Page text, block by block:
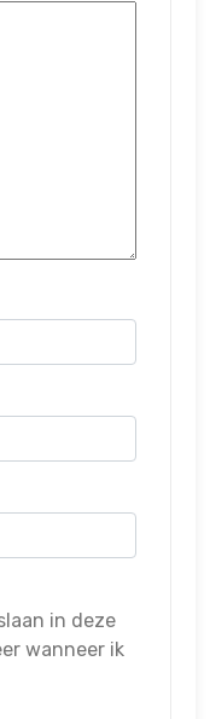
in deze
wanneer ik